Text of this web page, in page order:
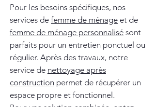
Pour les besoins spécifiques, nos
services de femme de ménage et de
femme de ménage personnalisé sont
parfaits pour un entretien ponctuel ou
régulier. Après des travaux, notre
service de nettoyage après
construction permet de récupérer un
espace propre et fonctionnel.